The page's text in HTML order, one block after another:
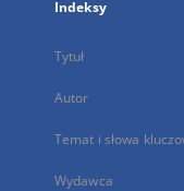
Indeksy
Tytuł
Autor
Temat i słowa
Wydawca